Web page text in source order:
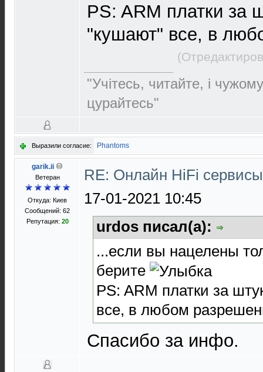
PS: ARM платки за
"кушают" все, в
"Учітесь, читайте, і
цурайтесь"
Выразили согласие: Phantoms
garik.ii
Ветеран
Откуда: Киев
Сообщений: 62
Репутация: 20
RE: Онлайн HiFi
17-01-2021 10:45
urdos писал(а):
...если вы нацелены
берите
PS: ARM платки за
все, в любом
Спасибо за инфо.